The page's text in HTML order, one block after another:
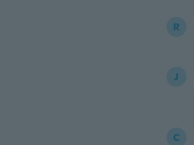
R
J
C